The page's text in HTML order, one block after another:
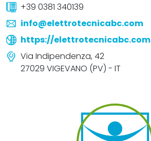
+39 0381 340139
info@elettrotecnicabc.com
https://elettrotecnicabc.com
Via Indipendenza, 42
27029 VIGEVANO (PV) - IT